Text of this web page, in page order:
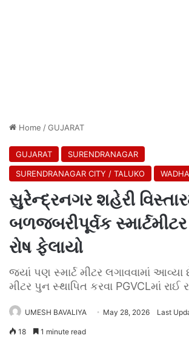
Home /GUJARAT
GUJARAT
SURENDRANAGAR
SURENDRANAGAR CITY / TALUKO
સુરેેન્દ્રનગર શહેરી
બળજબરીપૂર્વક
રોષ ફેલાયો
જ્યાં પણ સ્માર્ટ મીટર લગાવવામાં
મીટર પુન સ્થાપિત કરવા PGVCLમાં
UMESH BAVALIYA May 28, 2026 Last
18 1 minute read